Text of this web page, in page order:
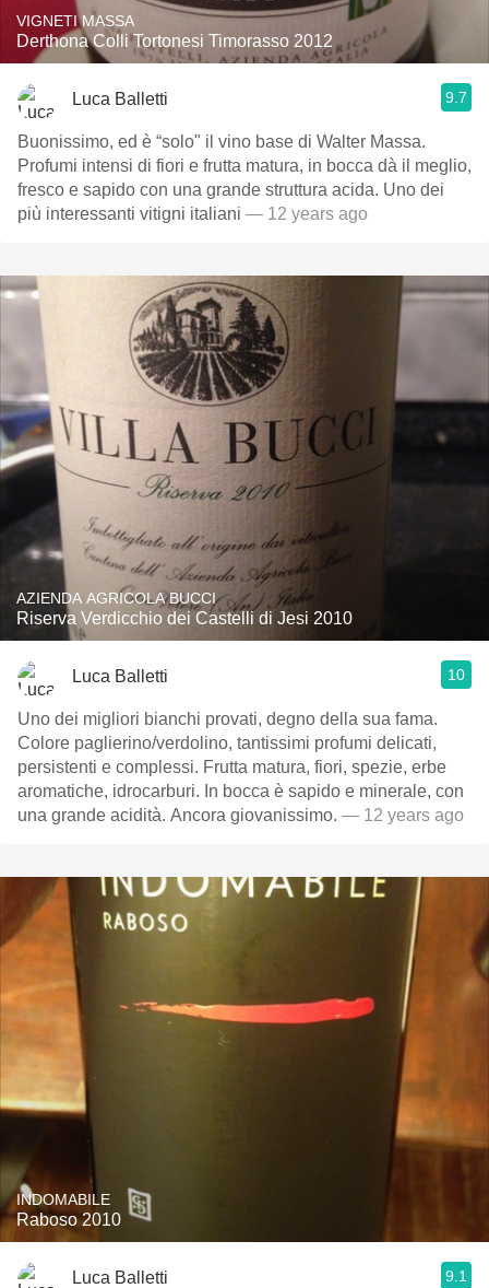
VIGNETI MASSA
Derthona Colli Tortonesi Timorasso 2012
Luca Balletti 9.7
Buonissimo, ed è “solo" il vino base di Walter Massa.
Profumi intensi di fiori e frutta matura, in bocca dà il meglio,
fresco e sapido con una grande struttura acida. Uno dei
più interessanti vitigni italiani — 12 years ago
AZIENDA AGRICOLA BUCCI
Riserva Verdicchio dei Castelli di Jesi 2010
Luca Balletti 10
Uno dei migliori bianchi provati, degno della sua fama.
Colore paglierino/verdolino, tantissimi profumi delicati,
persistenti e complessi. Frutta matura, fiori, spezie, erbe
aromatiche, idrocarburi. In bocca è sapido e minerale, con
una grande acidità. Ancora giovanissimo. — 12 years ago
INDOMABILE
Raboso 2010
Luca Balletti 9.1